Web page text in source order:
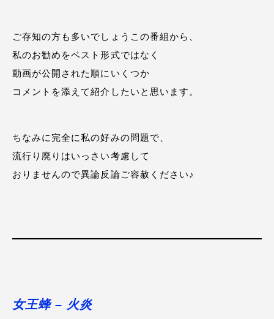
ご存知の方も多いでしょうこの番組から、
私のお勧めをベスト形式ではなく
動画が公開された順にいくつか
コメントを添えて紹介したいと思います。
ちなみに完全に私の好みの問題で、
流行り廃りはいっさい考慮して
おりませんので異論反論ご容赦ください♪
女王蜂 – 火炎